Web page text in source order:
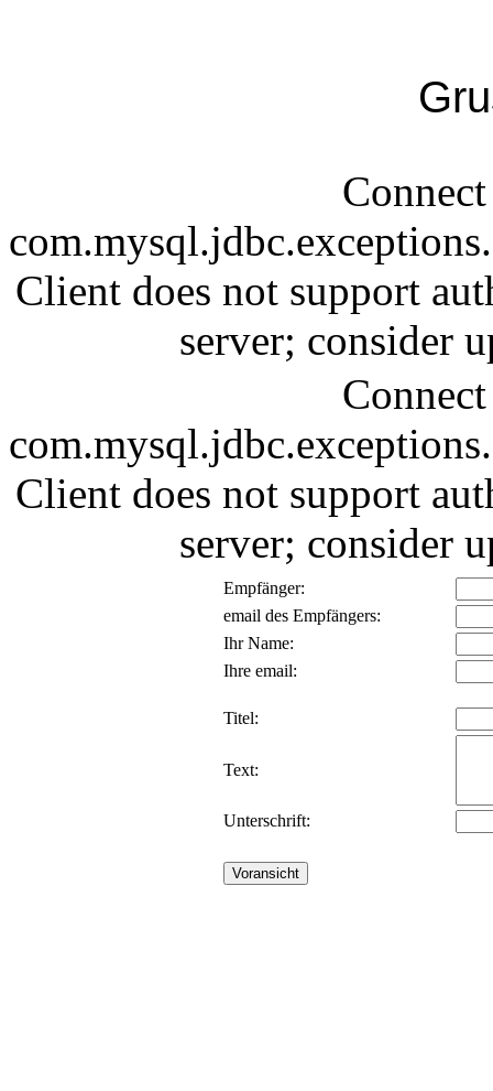
Client does not support
server; consider
Client does not support
server; consider
Empfänger:
email des Empfängers:
Ihr Name:
Ihre email:
Titel:
Text:
Unterschrift: